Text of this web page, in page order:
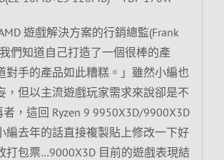
遊戲解決方案的行銷總監(Frank
們知道自己打造了一個很棒的產
對手的產品如此糟糕。」雖然小編也
，但以主流遊戲玩家需求來說卻是不
，這回 Ryzen 9 9950X3D/9900X3D
編去年的話直接複製貼上修改一下好
打包票…9000X3D 目前的遊戲表現結